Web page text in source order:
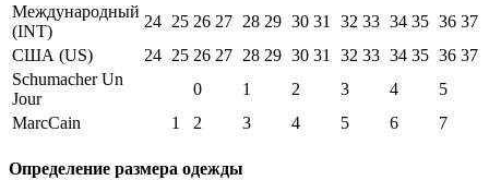
Международный
(INT)
24 25 26 27 28 29 30 31 32 33 34 35 36 37
США (US)
24 25 26 27 28 29 30 31 32 33 34 35 36 37
Schumacher Un
Jour
0 1 2 3 4
5
MarcCain
1 2 3 4 5 6 7
Определение размера одежды